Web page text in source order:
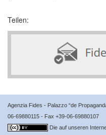
Teilen:
Agenzia Fides - Palazzo “de
06-69880115 - Fax +39-06-69880107
Die auf unseren